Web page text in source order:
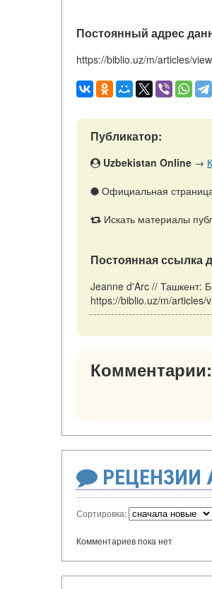
Постоянный адрес
https://biblio.uz/m/articles/
Публикатор:
Uzbekistan Online →
Официальная
Искать материалы
Постоянная ссылка
Jeanne d'Arc // Ташкент:
https://biblio.uz/m/
Комментарии:
РЕЦЕНЗИИ
Сортировка:
Комментариев пока нет